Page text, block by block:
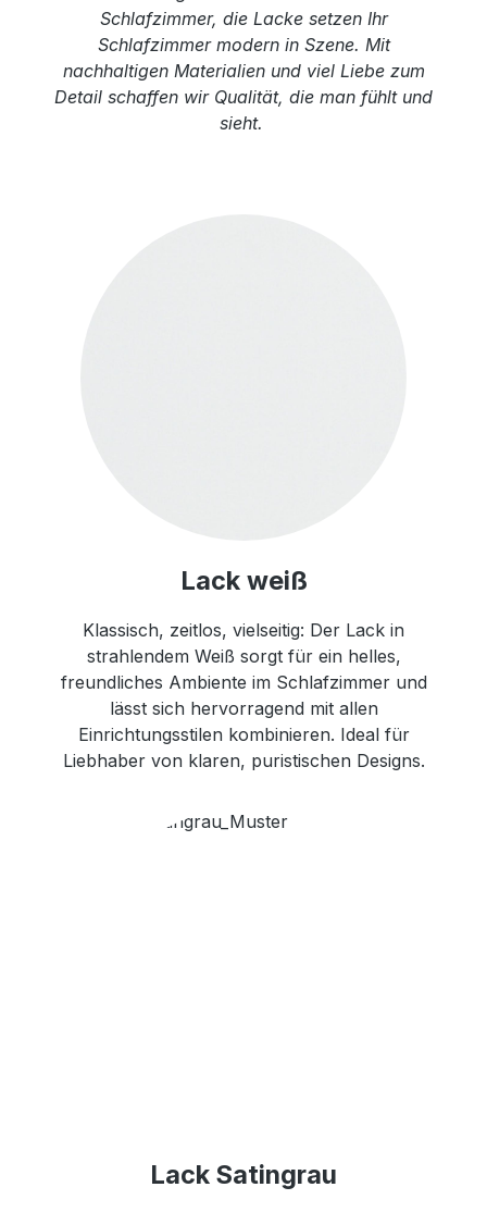
Schlafzimmer, die Lacke setzen Ihr
Schlafzimmer modern in Szene. Mit
nachhaltigen Materialien und viel Liebe zum
Detail schaffen wir Qualität, die man fühlt und
sieht.
Lack weiß
Klassisch, zeitlos, vielseitig: Der Lack in
strahlendem Weiß sorgt für ein helles,
freundliches Ambiente im Schlafzimmer und
lässt sich hervorragend mit allen
Einrichtungsstilen kombinieren. Ideal für
Liebhaber von klaren, puristischen Designs.
Lack Satingrau